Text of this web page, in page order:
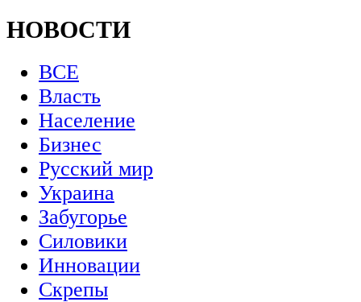
НОВОСТИ
ВСЕ
Власть
Население
Бизнес
Русский мир
Украина
Забугорье
Силовики
Инновации
Скрепы